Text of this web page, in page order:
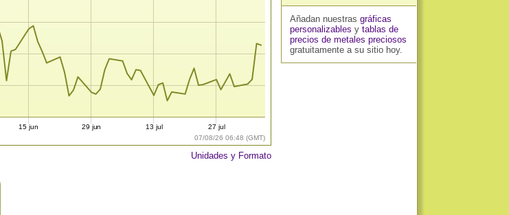
07/08/26 06:48 (GMT)
15 jun 29 jun 13 jul 27 jul
Unidades y Formato
Añadan nuestras gráficas
personalizables y tablas de
precios de metales preciosos
gratuitamente a su sitio hoy.